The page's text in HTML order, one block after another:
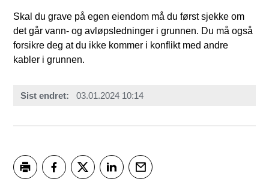
Skal du grave på egen eiendom må du først sjekke om
det går vann- og avløpsledninger i grunnen. Du må også
forsikre deg at du ikke kommer i konflikt med andre
kabler i grunnen.
Sist endret 03.01.2024 10:14